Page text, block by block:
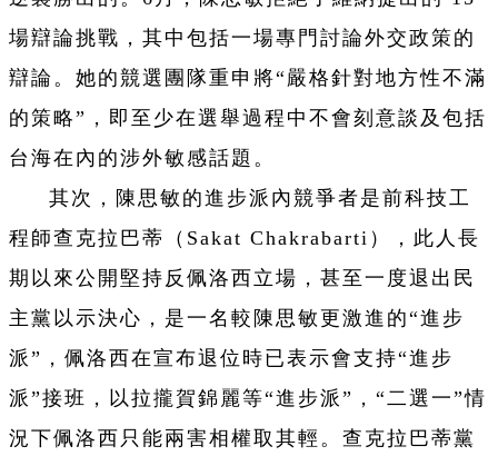
場辯論挑戰，其中包括一場專門討論外交政策的
辯論。她的競選團隊重申將“嚴格針對地方性不滿
的策略”，即至少在選舉過程中不會刻意談及包括
台海在內的涉外敏感話題。
其次，陳思敏的進步派內競爭者是前科技工
程師查克拉巴蒂（Sakat Chakrabarti），此人長
期以來公開堅持反佩洛西立場，甚至一度退出民
主黨以示決心，是一名較陳思敏更激進的“進步
派”，佩洛西在宣布退位時已表示會支持“進步
派”接班，以拉攏賀錦麗等“進步派”，“二選一”情
況下佩洛西只能兩害相權取其輕。查克拉巴蒂黨